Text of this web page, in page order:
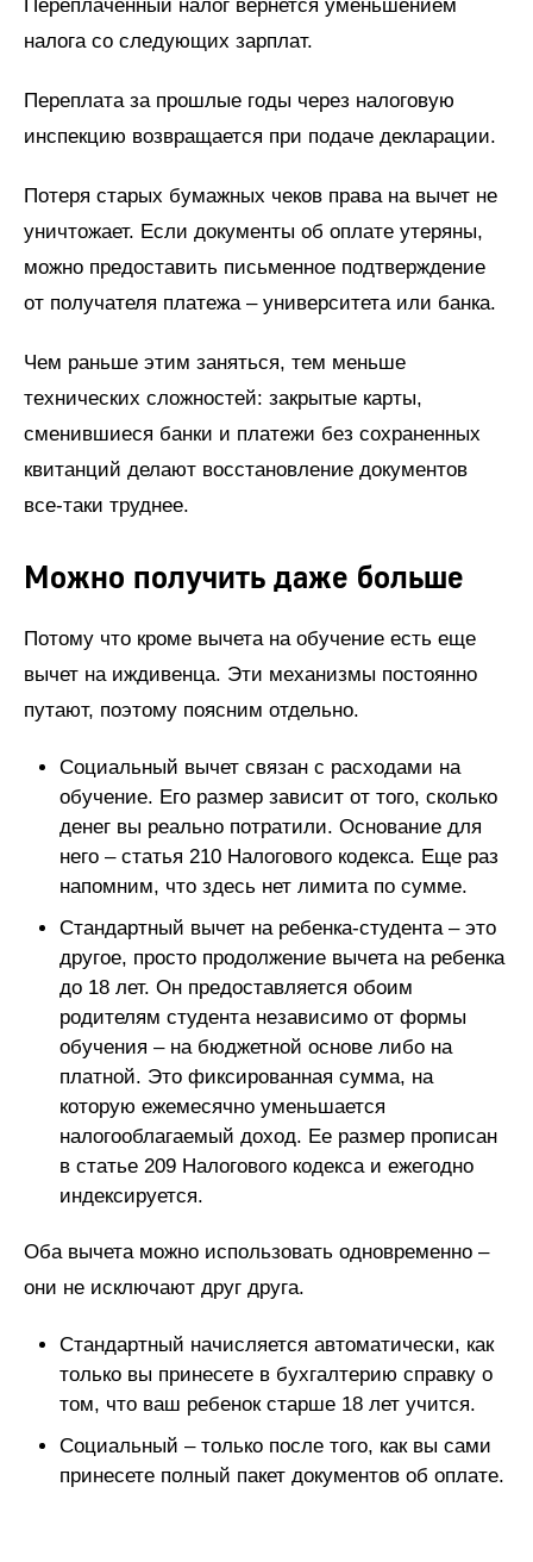
Переплаченный налог вернется уменьшением
налога со следующих зарплат.
Переплата за прошлые годы через налоговую
инспекцию возвращается при подаче декларации.
Потеря старых бумажных чеков права на вычет не
уничтожает. Если документы об оплате утеряны,
можно предоставить письменное подтверждение
от получателя платежа – университета или банка.
Чем раньше этим заняться, тем меньше
технических сложностей: закрытые карты,
сменившиеся банки и платежи без сохраненных
квитанций делают восстановление документов
все-таки труднее.
Можно получить даже больше
Потому что кроме вычета на обучение есть еще
вычет на иждивенца. Эти механизмы постоянно
путают, поэтому поясним отдельно.
Социальный вычет связан с расходами на
обучение. Его размер зависит от того, сколько
денег вы реально потратили. Основание для
него – статья 210 Налогового кодекса. Еще раз
напомним, что здесь нет лимита по сумме.
Стандартный вычет на ребенка-студента – это
другое, просто продолжение вычета на ребенка
до 18 лет. Он предоставляется обоим
родителям студента независимо от формы
обучения – на бюджетной основе либо на
платной. Это фиксированная сумма, на
которую ежемесячно уменьшается
налогооблагаемый доход. Ее размер прописан
в статье 209 Налогового кодекса и ежегодно
индексируется.
Оба вычета можно использовать одновременно –
они не исключают друг друга.
Стандартный начисляется автоматически, как
только вы принесете в бухгалтерию справку о
том, что ваш ребенок старше 18 лет учится.
Социальный – только после того, как вы сами
принесете полный пакет документов об оплате.